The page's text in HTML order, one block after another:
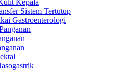
Kepala
Sistem Tertutup
Gastroenterologi